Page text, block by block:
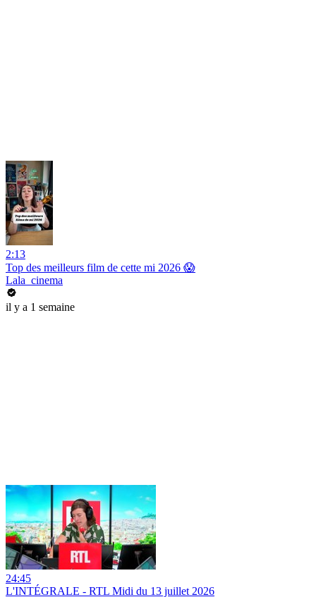
2:13
Top des meilleurs film de cette mi 2026 😱
Lala_cinema
il y a 1 semaine
24:45
L'INTÉGRALE - RTL Midi du 13 juillet 2026